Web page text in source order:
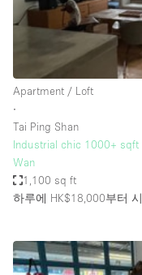
공간 유형
Advertisement
Art Gallery
Boat
Boutique / Shop
Conference Room
Apartment / Loft
∙
Tai Ping Shan
Industrial chic 1000+
Wan
1,100 sq ft
하루에 HK$18,000부터